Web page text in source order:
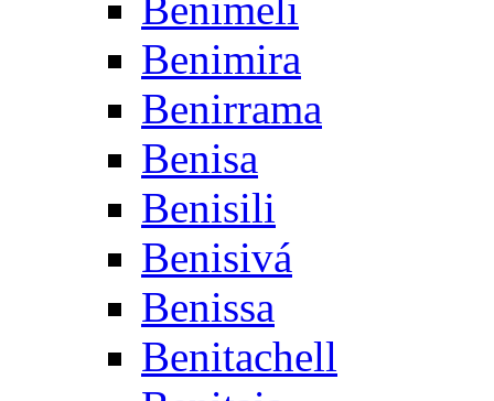
Benimira
Benirrama
Benisa
Benisili
Benisivá
Benissa
Benitachell